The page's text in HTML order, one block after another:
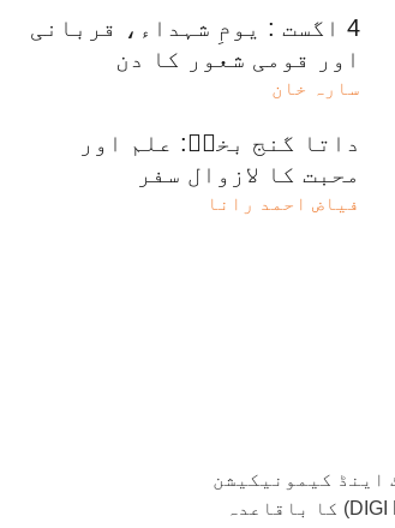
4 اگست : یومِ شہداء، قربانی
اور قومی شعور کا دن
سارہ خان
داتا گنج بخشؒ: علم اور
محبت کا لازوال سفر
فیاض احمد رانا
اینڈ کیمونیکیشن
) ڈیجٹیل میڈیاالائنس (DIGI MAP) کا باقاعدہ